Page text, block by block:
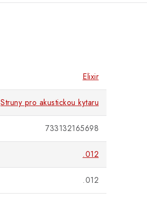
Elixir
Struny pro akustickou kytaru
733132165698
.012
.012